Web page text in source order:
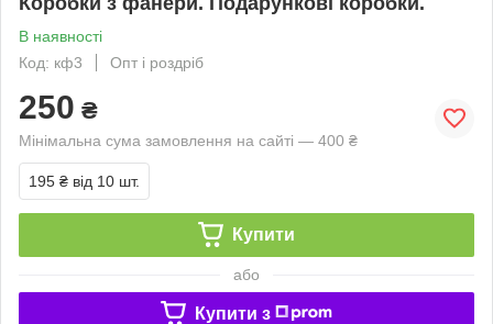
В наявності
Код: кф3
Опт і роздріб
250 ₴
Мінімальна сума замовлення на сайті — 400 ₴
195 ₴ від 10 шт.
Купити
або
Купити з